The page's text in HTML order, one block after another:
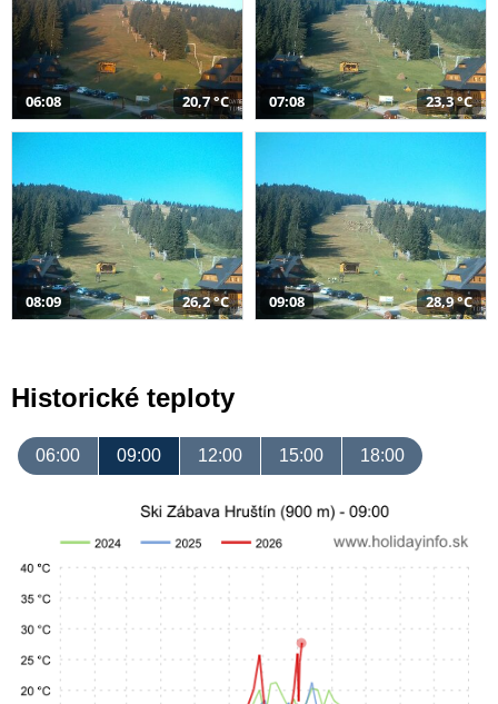
06:08 20,7 °C 07:08 23,3 °C
08:09 26,2 °C 09:08 28,9 °C
Historické teploty
06:00 09:00 12:00 15:00 18:00